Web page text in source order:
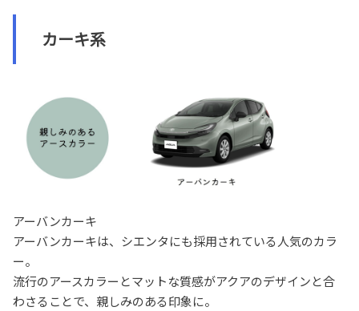
カーキ系
アーバンカーキ
アーバンカーキは、シエンタにも採用されている人気のカラ
ー。
流行のアースカラーとマットな質感がアクアのデザインと合
わさることで、親しみのある印象に。